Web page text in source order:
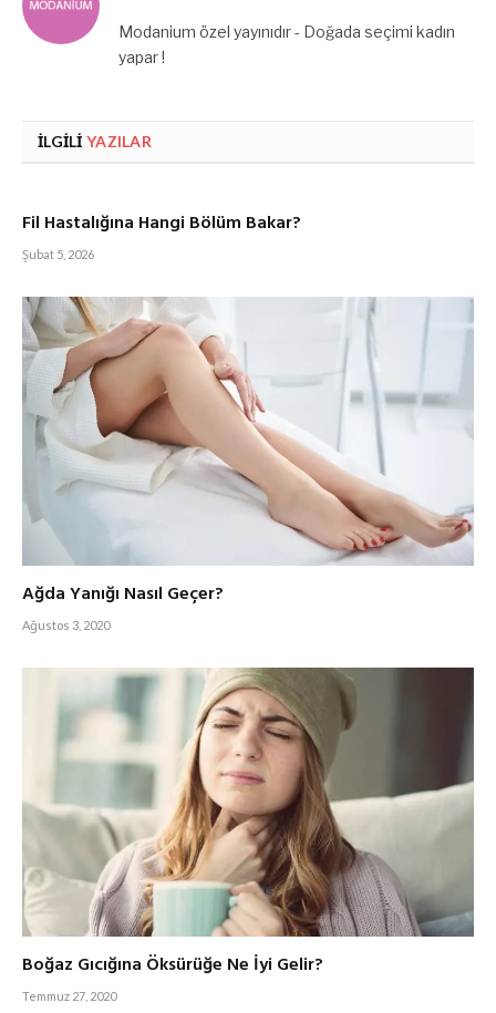
Modanium özel yayınıdır - Doğada seçimi kadın
yapar !
İLGILI YAZILAR
Fil Hastalığına Hangi Bölüm Bakar?
Şubat 5, 2026
Ağda Yanığı Nasıl Geçer?
Ağustos 3, 2020
Boğaz Gıcığına Öksürüğe Ne İyi Gelir?
Temmuz 27, 2020